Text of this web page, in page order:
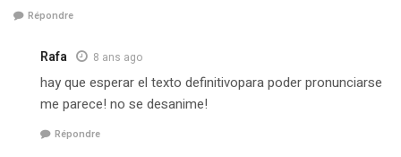
Répondre
Rafa 8 ans ago
hay que esperar el texto definitivopara poder pronunciarse
me parece! no se desanime!
Répondre